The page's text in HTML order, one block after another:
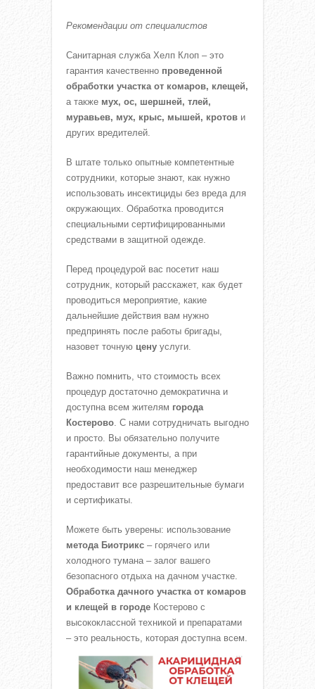
Рекомендации от специалистов
Санитарная служба Хелп Клоп – это
гарантия качественно проведенной
обработки участка от комаров, клещей,
а также мух, ос, шершней, тлей,
муравьев, мух, крыс, мышей, кротов и
других вредителей.
В штате только опытные компетентные
сотрудники, которые знают, как нужно
использовать инсектициды без вреда для
окружающих. Обработка проводится
специальными сертифицированными
средствами в защитной одежде.
Перед процедурой вас посетит наш
сотрудник, который расскажет, как будет
проводиться мероприятие, какие
дальнейшие действия вам нужно
предпринять после работы бригады,
назовет точную цену услуги.
Важно помнить, что стоимость всех
процедур достаточно демократична и
доступна всем жителям города
Костерово. С нами сотрудничать выгодно
и просто. Вы обязательно получите
гарантийные документы, а при
необходимости наш менеджер
предоставит все разрешительные бумаги
и сертификаты.
Можете быть уверены: использование
метода Биотрикс – горячего или
холодного тумана – залог вашего
безопасного отдыха на дачном участке.
Обработка дачного участка от комаров
и клещей в городе Костерово с
высококлассной техникой и препаратами
– это реальность, которая доступна всем.